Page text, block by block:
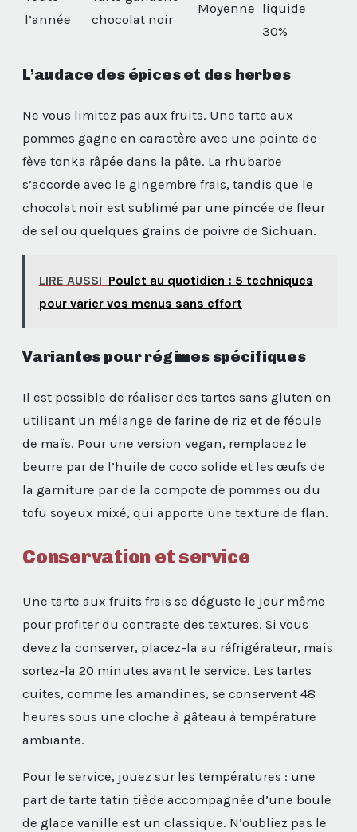
l’année
chocolat noir
Moyenne liquide
30%
L’audace des épices et des herbes
Ne vous limitez pas aux fruits. Une tarte aux
pommes gagne en caractère avec une pointe de
fève tonka râpée dans la pâte. La rhubarbe
s’accorde avec le gingembre frais, tandis que le
chocolat noir est sublimé par une pincée de fleur
de sel ou quelques grains de poivre de Sichuan.
LIRE AUSSI Poulet au quotidien : 5 techniques
pour varier vos menus sans effort
Variantes pour régimes spécifiques
Il est possible de réaliser des tartes sans gluten en
utilisant un mélange de farine de riz et de fécule
de maïs. Pour une version vegan, remplacez le
beurre par de l’huile de coco solide et les œufs de
la garniture par de la compote de pommes ou du
tofu soyeux mixé, qui apporte une texture de flan.
Conservation et service
Une tarte aux fruits frais se déguste le jour même
pour profiter du contraste des textures. Si vous
devez la conserver, placez-la au réfrigérateur, mais
sortez-la 20 minutes avant le service. Les tartes
cuites, comme les amandines, se conservent 48
heures sous une cloche à gâteau à température
ambiante.
Pour le service, jouez sur les températures : une
part de tarte tatin tiède accompagnée d’une boule
de glace vanille est un classique. N’oubliez pas le